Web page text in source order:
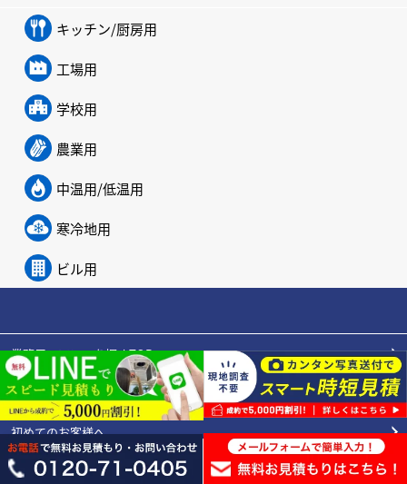
キッチン/厨房用
工場用
学校用
農業用
中温用/低温用
寒冷地用
ビル用
業務用エアコンを探すTOP
お見積もりお問い合わせ
初めてのお客様へ
施工実績